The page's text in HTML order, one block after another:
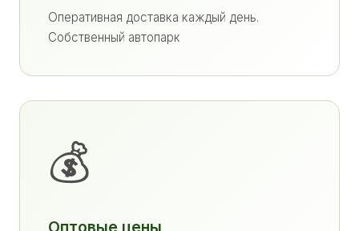
Оперативная доставка каждый день.
Собственный автопарк
💰
Оптовые цены